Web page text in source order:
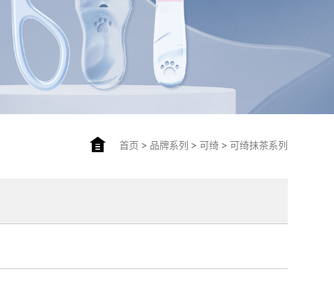
首页 > 品牌系列 > 可绮> 可绮抹茶系列